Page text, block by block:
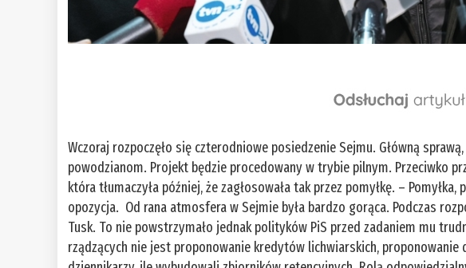
Wczoraj rozpoczęło się czterodniowe posiedzenie Sejmu. Główną
powodzianom. Projekt będzie procedowany w trybie pilnym. Przeciwko
która tłumaczyła później, że zagłosowała tak przez pomyłkę. –
opozycja. Od rana atmosfera w Sejmie była bardzo gorąca. Podczas
Tusk. To nie powstrzymało jednak polityków PiS przed zadaniem mu
rządzących nie jest proponowanie kredytów lichwiarskich, proponowanie